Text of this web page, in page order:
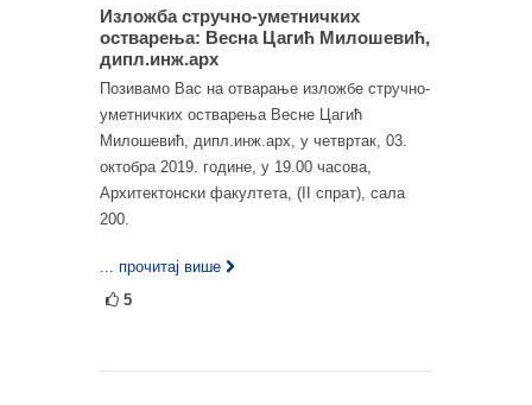
Изложба стручно-уметничких
остварења: Весна Цагић Милошевић,
дипл.инж.арх
Позивамо Вас на отварање изложбе стручно-
уметничких остварења Весне Цагић
Милошевић, дипл.инж.арх, у четвртак, 03.
октобра 2019. године, у 19.00 часова,
Архитектонски факултета, (II спрат), сала
200.
... прочитај више
5